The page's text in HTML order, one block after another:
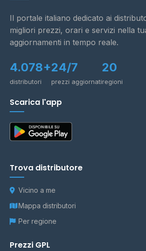
Il portale italiano dedicato ai
migliori prezzi, orari e servizi nella
aggiornamenti in tempo reale.
4.078+
distributori
24/7
prezzi aggiornati
20
regioni
Scarica l'app
Trova distributore
Vicino a me
Mappa distributori
Per regione
Prezzi GPL